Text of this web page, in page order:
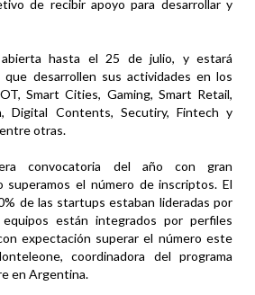
de recibir apoyo para desarrollar y
hasta el 25 de julio, y estará
desarrollen sus actividades en los
Smart Cities, Gaming, Smart Retail,
Digital Contents, Secutiry, Fintech y
otras.
convocatoria del año con gran
superamos el número de inscriptos. El
de las startups estaban lideradas por
están integrados por perfiles
expectación superar el número este
coordinadora del programa
en Argentina.